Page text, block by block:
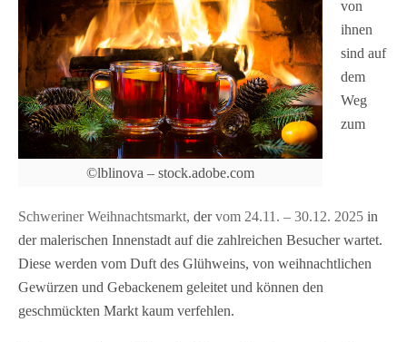
©lblinova – stock.adobe.com
von
ihnen
sind auf
dem
Weg
zum
Schweriner Weihnachtsmarkt, dervom 24.11. – 30.12. 2025 in
der malerischen Innenstadt auf die zahlreichen Besucher wartet.
Diese werden vom Duft des Glühweins, von weihnachtlichen
Gewürzen und Gebackenem geleitet und können den
geschmückten Markt kaum verfehlen.